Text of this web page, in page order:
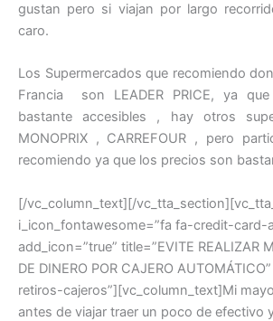
gustan pero si viajan por largo
caro.
Los Supermercados que recomiendo
Francia son LEADER PRICE, ya
bastante accesibles , hay otros
MONOPRIX , CARREFOUR , pero
recomiendo ya que los precios son
[/vc_column_text][/
i_icon_fontawesome=”fa fa-credit-card-
add_icon=”true” title=”EVITE REALIZAR
DE DINERO POR CAJERO
retiros-cajeros”][vc_column_text]Mi
antes de viajar traer un poco de efectivo